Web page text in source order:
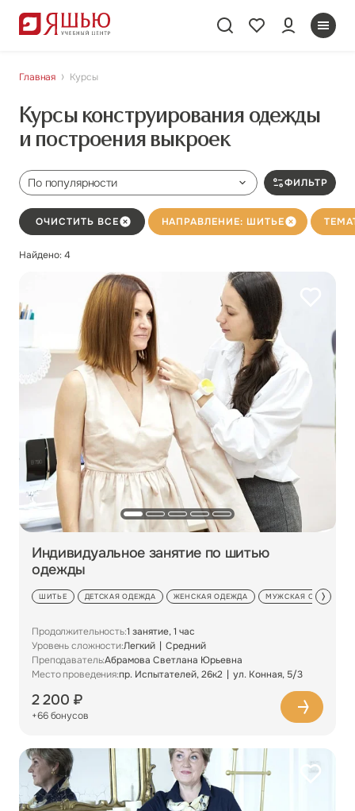
Главная Курсы
Курсы конструирования одежды
и построения выкроек
По популярности ФИЛЬТР
НАПРАВЛЕНИЕ: ШИТЬЕ
ОЧИСТИТЬ ВСЕ
Найдено: 4
Индивидуальное занятие по шитью
одежды
ШИТЬЕ ДЕТСКАЯ ОДЕЖДА ЖЕНСКАЯ ОДЕЖДА МУЖСКАЯ ОДЕЖДА
Продолжительность:1 занятие, 1 час
Уровень сложности:Легкий
Средний
Преподаватель:Абрамова Светлана Юрьевна
Место проведения:пр. Испытателей, 26к2 ул. Конная, 5/3
2 200 ₽
+66 бонусов